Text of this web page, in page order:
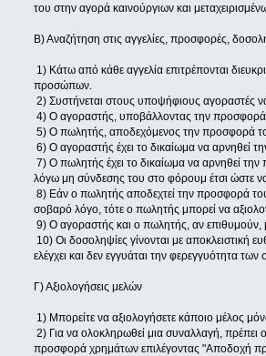
του στην αγορά καινούργιων και
Β) Αναζήτηση στις αγγελίες, προσφορές,
1) Κάτω από κάθε αγγελία επιτρέπονται
προσώπων.
2) Συστήνεται στους υποψήφιους αγοραστές
4) Ο αγοραστής, υποβάλλοντας την προσφορά
5) Ο πωλητής, αποδεχόμενος την προσφορά
6) Ο αγοραστής έχει το δικαίωμα να αρνηθεί
7) Ο πωλητής έχει το δικαίωμα να αρνηθεί
λόγω μη σύνδεσης του στο φόρουμ έτσι ώστε
8) Εάν ο πωλητής αποδεχτεί την προσφορά
σοβαρό λόγο, τότε ο πωλητής μπορεί να
9) Ο αγοραστής και ο πωλητής, αν επιθυμούν,
10) Οι δοσοληψίες γίνονται με αποκλειστική
ελέγχει και δεν εγγυάται την φερεγγυότητα
Γ) Αξιολογήσεις μελών
1) Μπορείτε να αξιολογήσετε κάποιο μέλος
2) Για να ολοκληρωθεί μια συναλλαγή,
προσφορά χρημάτων επιλέγοντας "Αποδοχή